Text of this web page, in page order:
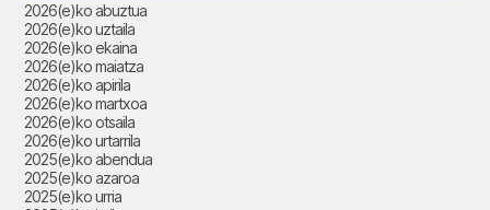
2026(e)ko abuztua
2026(e)ko uztaila
2026(e)ko ekaina
2026(e)ko maiatza
2026(e)ko apirila
2026(e)ko martxoa
2026(e)ko otsaila
2026(e)ko urtarrila
2025(e)ko abendua
2025(e)ko azaroa
2025(e)ko urria